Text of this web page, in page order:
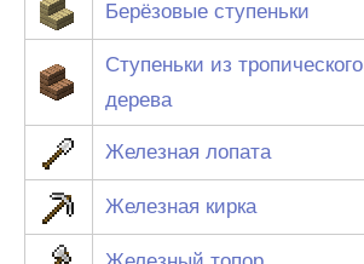
Берёзовые ступеньки
Ступеньки из тропического
дерева
Железная лопата
Железная кирка